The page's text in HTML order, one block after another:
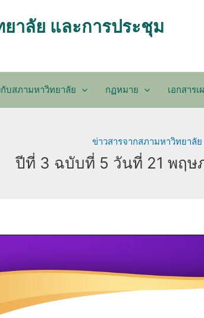
าลัย และการประชุม
กับสภามหาวิทยาลัย กฏหมาย เอกสาร
ข่าวสารจากสภามหาวิทยาลัย
ปีที่ 3 ฉบับที่ 5 วันที่ 21 พฤษ